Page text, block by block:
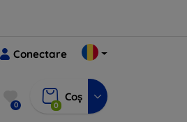
Conectare
0 0
Coș